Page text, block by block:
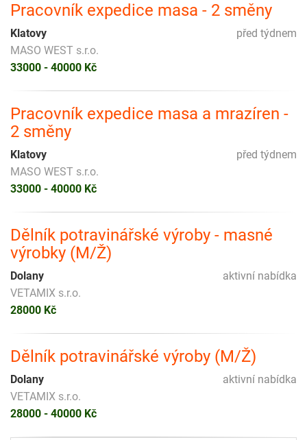
Pracovník expedice masa - 2 směny
před týdnem
Klatovy
MASO WEST s.r.o.
33000 - 40000 Kč
Pracovník expedice masa a mrazíren -
2 směny
před týdnem
Klatovy
MASO WEST s.r.o.
33000 - 40000 Kč
Dělník potravinářské výroby - masné
výrobky (M/Ž)
aktivní nabídka
Dolany
VETAMIX s.r.o.
28000 Kč
Dělník potravinářské výroby (M/Ž)
aktivní nabídka
Dolany
VETAMIX s.r.o.
28000 - 40000 Kč